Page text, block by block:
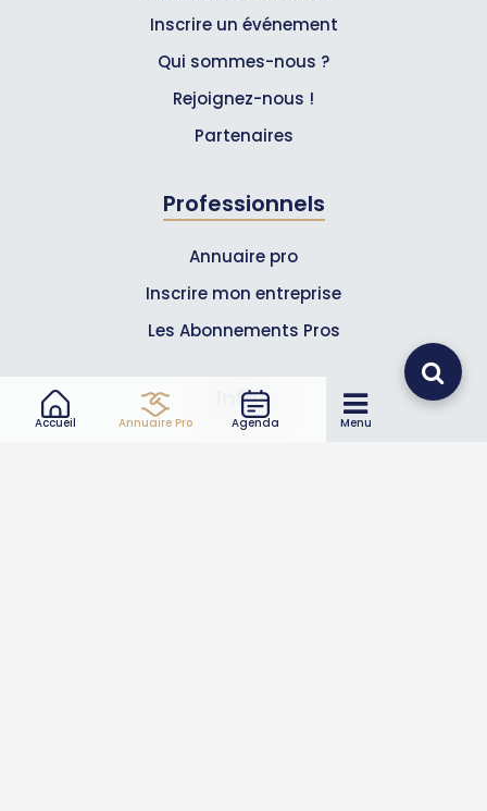
Accueil Annuaire Pro Agenda Menu
Inscrire un événement
Qui sommes-nous ?
Rejoignez-nous !
Partenaires
Professionnels
Annuaire pro
Inscrire mon entreprise
Les Abonnements Pros
Infos